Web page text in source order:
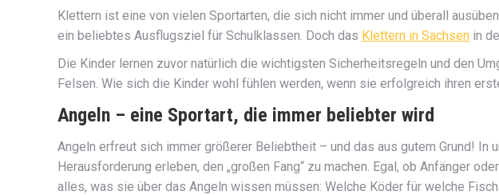
Klettern ist eine von vielen Sportarten, die sich nicht immer und überall
ein beliebtes Ausflugsziel für Schulklassen. Doch das Klettern in Sachsen in
Die Kinder lernen zuvor natürlich die wichtigsten Sicherheitsregeln und den
Felsen. Wie sich die Kinder wohl fühlen werden, wenn sie erfolgreich ihren
Angeln – eine Sportart, die immer beliebter wird
Angeln erfreut sich immer größerer Beliebtheit – und das aus gutem Grund! In
Herausforderung erleben, den „großen Fang“ zu machen. Egal, ob Anfänger
alles, was sie über das Angeln wissen müssen: Welche Köder für welche